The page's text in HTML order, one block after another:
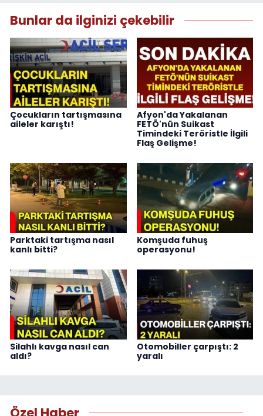
Bunlar da ilginizi çekebilir
Çocukların tartışmasına
aileler karıştı!
Afyon'da Yakalanan
FETÖ'nün Suikast
Timindeki Teröristle İlgili
Flaş Gelişme!
Parktaki tartışma nasıl
kanlı bitti?
Komşuda fuhuş
operasyonu!
Silahlı kavga nasıl can
aldı?
Otomobiller çarpıştı: 2
yaralı